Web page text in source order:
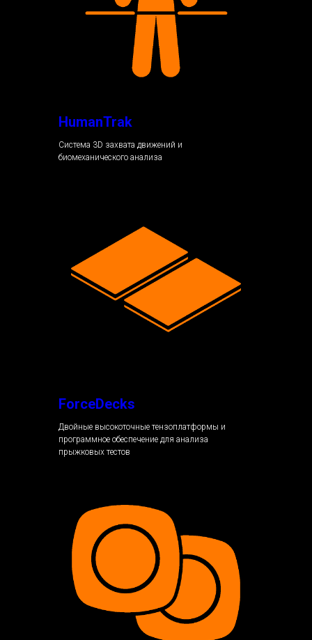
HumanTrak
Система 3D захвата движений и
биомеханического анализа
ForceDecks
Двойные высокоточные тензоплатформы и
программное обеспечение для анализа
прыжковых тестов